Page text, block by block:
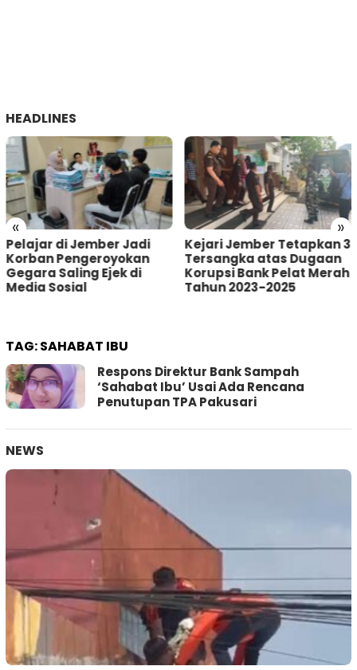
HEADLINES
« »
Kejari Jember Tetapkan 3
Tersangka atas Dugaan
Korupsi Bank Pelat Merah
Tahun 2023-2025
Pria Asal Lumajang
Tertangkap Warga
Sumberbaru Jember
saat akan Curi Kotak
TAG:SAHABAT IBU
Respons Direktur Bank Sampah
‘Sahabat Ibu’ Usai Ada Rencana
Penutupan TPA Pakusari
NEWS